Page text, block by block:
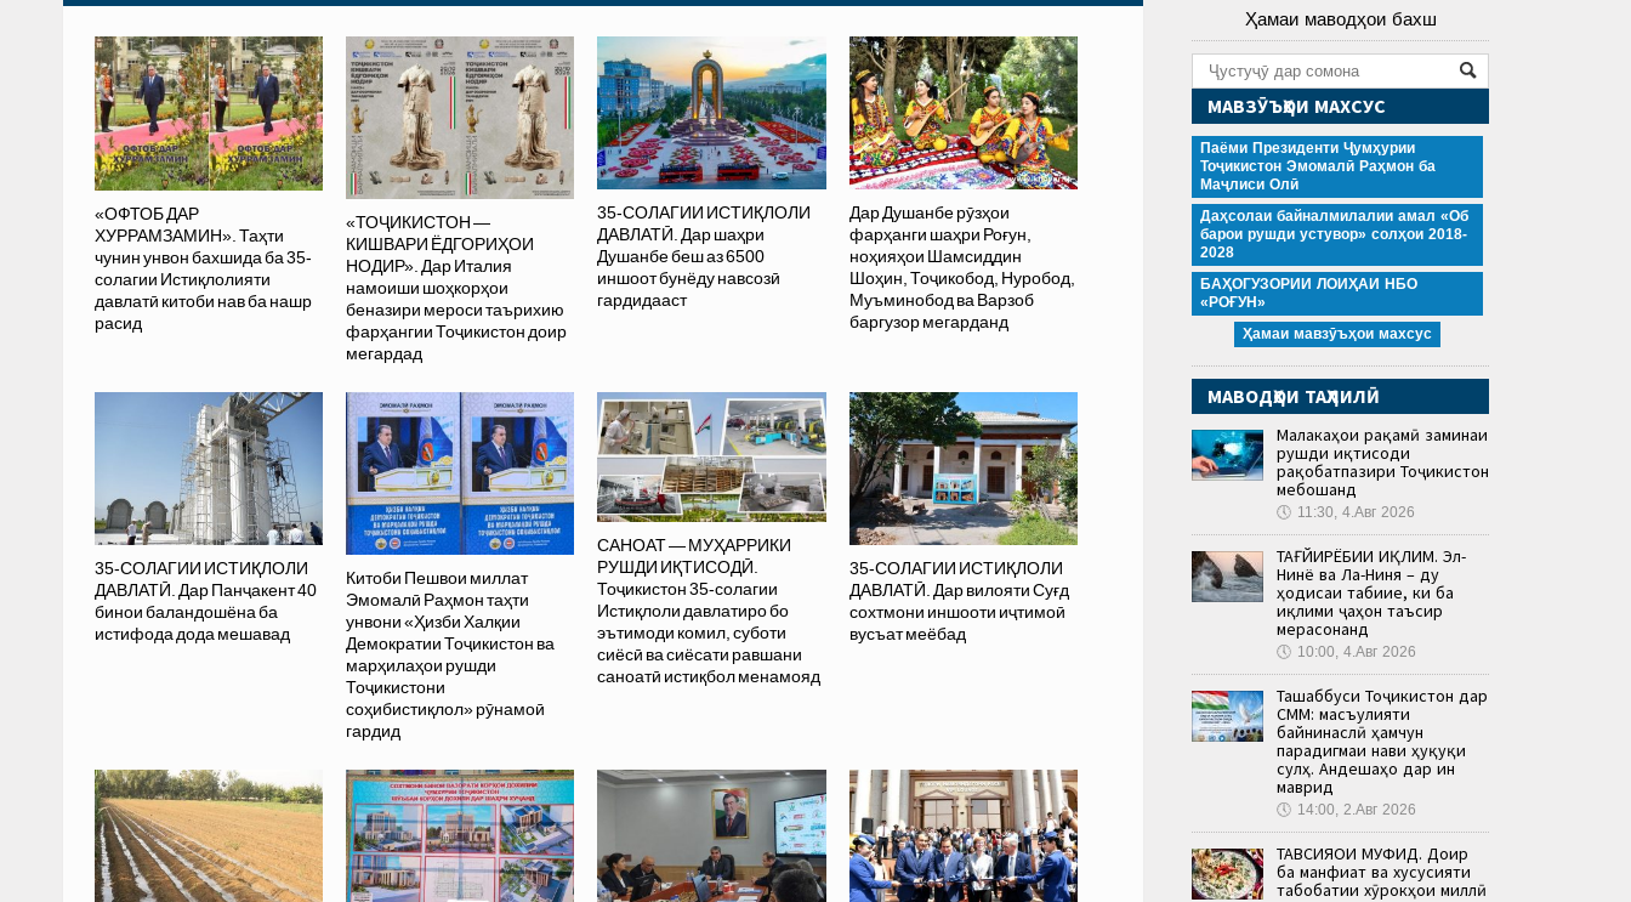
«ОФТОБ ДАР
ХУРРАМЗАМИН». Таҳти
чунин унвон бахшида ба 35-
солагии Истиқлолияти
давлатӣ китоби нав ба нашр
расид
«ТОҶИКИСТОН —
КИШВАРИ ЁДГОРИҲОИ
НОДИР». Дар Италия
намоиши шоҳкорҳои
беназири мероси таърихию
фарҳангии Тоҷикистон доир
мегардад
35-СОЛАГИИ ИСТИҚЛОЛИ
ДАВЛАТӢ. Дар шаҳри
Душанбе беш аз 6500
иншоот бунёду навсозӣ
гардидааст
Дар Душанбе рӯзҳои
фарҳанги шаҳри Роғун,
ноҳияҳои Шамсиддин
Шоҳин, Тоҷикобод, Нуробод,
Муъминобод ва Варзоб
баргузор мегарданд
35-СОЛАГИИ ИСТИҚЛОЛИ
ДАВЛАТӢ. Дар Панҷакент 40
бинои баландошёна ба
истифода дода мешавад
Китоби Пешвои миллат
Эмомалӣ Раҳмон таҳти
унвони «Ҳизби Халқии
Демократии Тоҷикистон ва
марҳилаҳои рушди
Тоҷикистони
соҳибистиқлол» рӯнамоӣ
гардид
САНОАТ — МУҲАРРИКИ
РУШДИ ИҚТИСОДӢ.
Тоҷикистон 35-солагии
Истиқлоли давлатиро бо
эътимоди комил, суботи
сиёсӣ ва сиёсати равшани
саноатӣ истиқбол менамояд
35-СОЛАГИИ ИСТИҚЛОЛИ
ДАВЛАТӢ. Дар вилояти Суғд
сохтмони иншооти иҷтимоӣ
вусъат меёбад
Ҳамаи маводҳои бахш
МАВЗӮЪҲОИ МАХСУС
Паёми Президенти Ҷумҳурии
Тоҷикистон Эмомалӣ Раҳмон ба
Маҷлиси Олӣ
Даҳсолаи байналмилалии амал «Об
барои рушди устувор» солҳои 2018-
2028
БАҲОГУЗОРИИ ЛОИҲАИ НБО
«РОҒУН»
Ҳамаи мавзӯъҳои махсус
МАВОДҲОИ ТАҲЛИЛӢ
Малакаҳои рақамӣ заминаи
рушди иқтисоди
рақобатпазири Тоҷикистон
мебошанд
🕔 11:30, 4.Авг 2026
ТАҒЙИРЁБИИ ИҚЛИМ. Эл-
Нинё ва Ла-Ниня – ду
ҳодисаи табиие, ки ба
иқлими ҷаҳон таъсир
мерасонанд
🕔 10:00, 4.Авг 2026
Ташаббуси Тоҷикистон дар
СММ: масъулияти
байнинаслӣ ҳамчун
парадигмаи нави ҳуқуқи
сулҳ. Андешаҳо дар ин
маврид
🕔 14:00, 2.Авг 2026
ТАВСИЯҲОИ МУФИД. Доир
ба манфиат ва хусусияти
табобатии хӯрокҳои миллӣ